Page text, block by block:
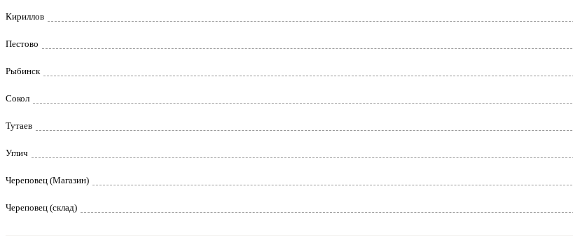
Кириллов
Пестово
Рыбинск
Сокол
Тутаев
Углич
Череповец (Магазин)
Череповец (склад)